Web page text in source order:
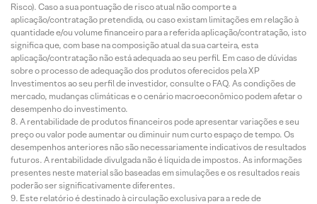
Risco). Caso a sua pontuação de risco atual não comporte a
aplicação/contratação pretendida, ou caso existam limitações em relação à
quantidade e/ou volume financeiro para a referida aplicação/contratação, isto
significa que, com base na composição atual da sua carteira, esta
aplicação/contratação não está adequada ao seu perfil. Em caso de dúvidas
sobre o processo de adequação dos produtos oferecidos pela XP
Investimentos ao seu perfil de investidor, consulte o FAQ. As condições de
mercado, mudanças climáticas e o cenário macroeconômico podem afetar o
desempenho do investimento.
A rentabilidade de produtos financeiros pode apresentar variações e seu
preço ou valor pode aumentar ou diminuir num curto espaço de tempo. Os
desempenhos anteriores não são necessariamente indicativos de resultados
futuros. A rentabilidade divulgada não é líquida de impostos. As informações
presentes neste material são baseadas em simulações e os resultados reais
poderão ser significativamente diferentes.
Este relatório é destinado à circulação exclusiva para a rede de